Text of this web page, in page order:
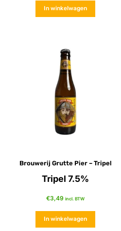
In winkelwagen
Brouwerij Grutte Pier – Tripel
Tripel 7.5%
€3,49 incl. BTW
In winkelwagen